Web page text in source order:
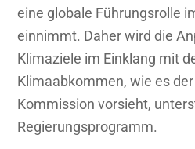
eine globale Führungsrolle
einnimmt. Daher wird die
Klimaziele im Einklang mit
Klimaabkommen, wie es der
Kommission vorsieht,
Regierungsprogramm.